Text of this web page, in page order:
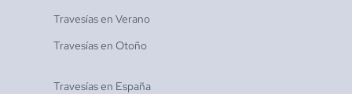
Travesías en Verano
Travesías en Otoño
Travesías en España